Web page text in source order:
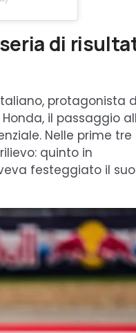
di
protagonista
il passaggio
Nelle prime tre
quinto in
festeggiato il suo